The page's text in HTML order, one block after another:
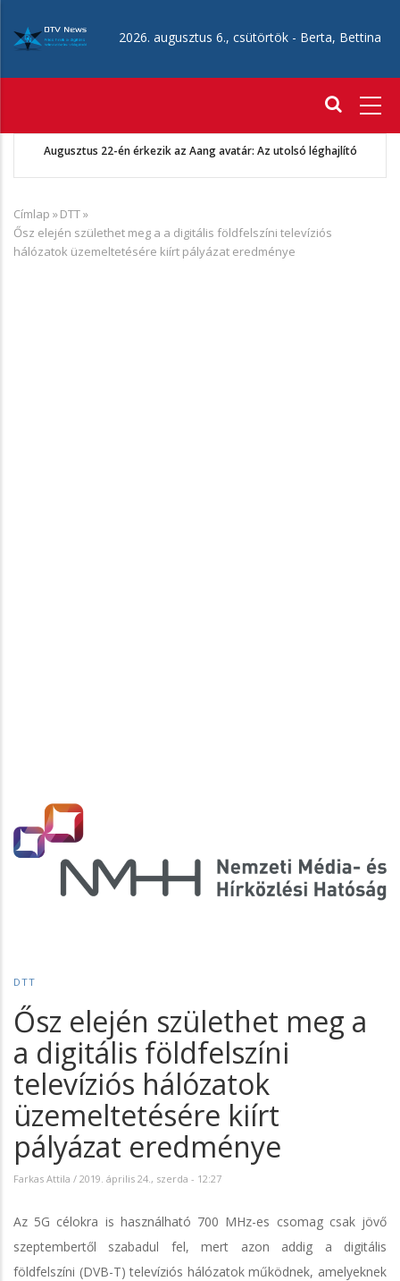
tartalomra
2026. augusztus 6., csütörtök - Berta, Bettina
Augusztus 22-én érkezik az Aang avatár: Az utolsó léghajlító
Morzsa
Címlap »DTT»
Ősz elején születhet meg a a digitális földfelszíni televíziós
hálózatok üzemeltetésére kiírt pályázat eredménye
DTT
Ősz elején születhet meg a
a digitális földfelszíni
televíziós hálózatok
üzemeltetésére kiírt
pályázat eredménye
Farkas Attila / 2019. április 24., szerda - 12:27
Az 5G célokra is használható 700 MHz-es csomag csak jövő
szeptembertől szabadul fel, mert azon addig a digitális
földfelszíni (DVB-T) televíziós hálózatok működnek, amelyeknek